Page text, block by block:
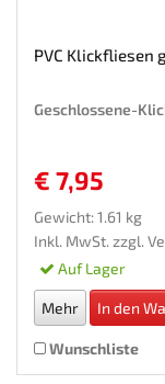
PVC Klickfliesen
Geschlossene-
€ 7,95
Gewicht: 1.61 kg
Inkl. MwSt. zzgl.
Auf Lager
Mehr In den
Wunschliste